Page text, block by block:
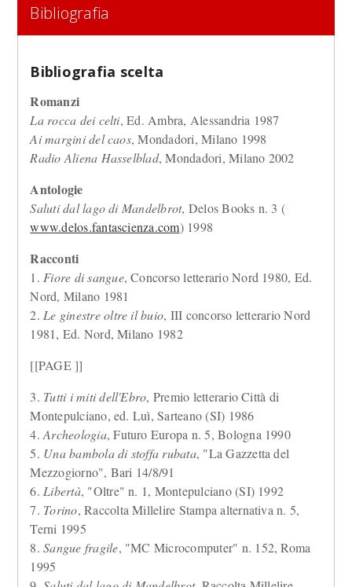
Bibliografia
Bibliografia scelta
Romanzi
La rocca dei celti, Ed. Ambra, Alessandria 1987
Ai margini del caos, Mondadori, Milano 1998
Radio Aliena Hasselblad, Mondadori, Milano 2002
Antologie
Saluti dal lago di Mandelbrot, Delos Books n. 3 (
www.delos.fantascienza.com) 1998
Racconti
1. Fiore di sangue, Concorso letterario Nord 1980, Ed.
Nord, Milano 1981
2. Le ginestre oltre il buio, III concorso letterario Nord
1981, Ed. Nord, Milano 1982
[[PAGE ]]
3. Tutti i miti dell'Ebro, Premio letterario Città di
Montepulciano, ed. Luì, Sarteano (SI) 1986
4.Archeologia, Futuro Europa n. 5, Bologna 1990
5. Una bambola di stoffa rubata, "La Gazzetta del
Mezzogiorno", Bari 14/8/91
6. Libertà, "Oltre" n. 1, Montepulciano (SI) 1992
7. Torino, Raccolta Millelire Stampa alternativa n. 5,
Terni 1995
8.Sangue fragile, "MC Microcomputer" n. 152, Roma
1995